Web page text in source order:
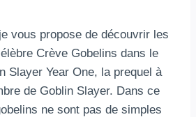
vous propose de découvrir les
Crève Gobelins dans le
Slayer Year One, la prequel à
de Goblin Slayer. Dans ce
ne sont pas de simples